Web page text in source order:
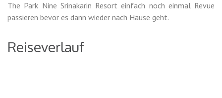
The Park Nine Srinakarin Resort einfach noch einmal Revue
passieren bevor es dann wieder nach Hause geht.
Reiseverlauf